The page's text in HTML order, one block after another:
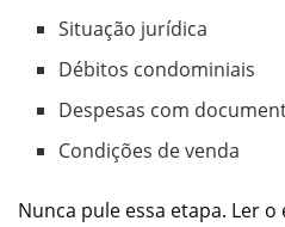
Situação jurídica
Débitos condominiais
Despesas com
Condições de venda
Nunca pule essa etapa. Ler